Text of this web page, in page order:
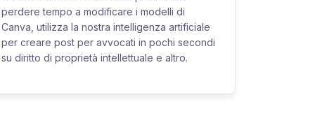
perdere tempo a modificare i modelli di
Canva, utilizza la nostra intelligenza artificiale
per creare post per avvocati in pochi secondi
su diritto di proprietà intellettuale e altro.